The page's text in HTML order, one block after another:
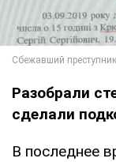
Разобрали
сделали
В последнее